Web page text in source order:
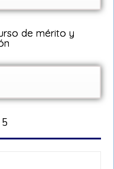
de mérito y